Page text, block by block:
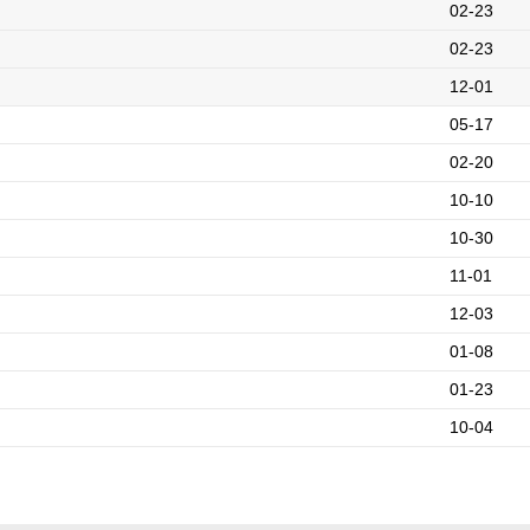
02-23
02-23
12-01
05-17
02-20
10-10
10-30
11-01
12-03
01-08
01-23
10-04